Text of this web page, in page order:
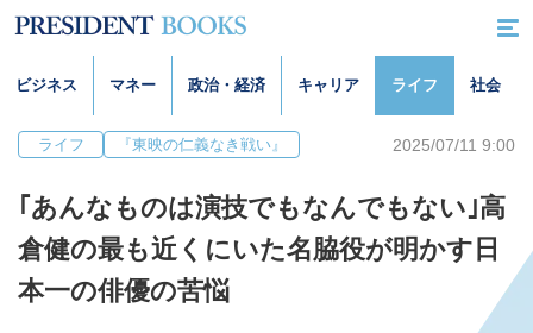
ビジネス マネー 政治・経済 キャリア ライフ 社会
ライフ 『東映の仁義なき戦い』 2025/07/11 9:00
｢あんなものは演技でもなんでもない｣高
倉健の最も近くにいた名脇役が明かす日
本一の俳優の苦悩